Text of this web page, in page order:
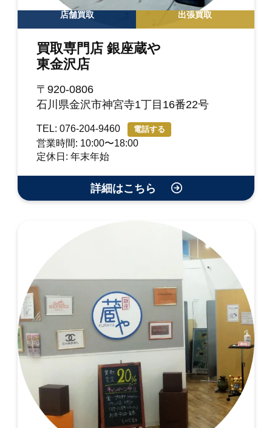
店舗買取 出張買取
買取専門店 銀座蔵や
東金沢店
〒920-0806
石川県金沢市神宮寺1丁目16番22号
TEL: 076-204-9460 電話する
営業時間: 10:00〜18:00
定休日: 年末年始
詳細はこちら